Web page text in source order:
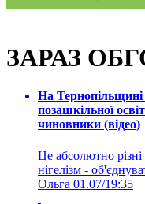
ЗАРАЗ
На Тернопільщині
позашкільної
чиновники (відео)
Це абсолютно
нігелізм -
Ольга 01.07/19:35